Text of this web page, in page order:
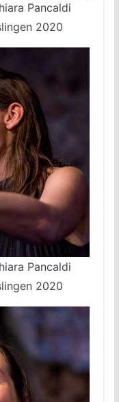
Pancaldi
2020
Pancaldi
2020